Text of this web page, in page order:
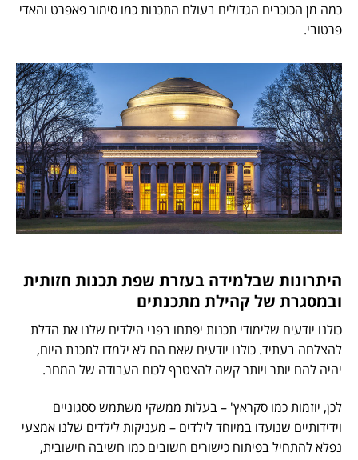
כמה מן הכוכבים הגדולים בעולם התכנות כמו סימור פאפרט והאדי
פרטובי.
היתרונות שבלמידה בעזרת שפת תכנות חזותית
ובמסגרת של קהילת מתכנתים
כולנו יודעים שלימודי תכנות יפתחו בפני הילדים שלנו את הדלת
להצלחה בעתיד. כולנו יודעים שאם הם לא ילמדו לתכנת היום,
יהיה להם יותר ויותר קשה להצטרף לכוח העבודה של המחר.
לכן, יוזמות כמו סקראץ' – בעלות ממשקי משתמש ססגוניים
וידידותיים שנועדו במיוחד לילדים – מעניקות לילדים שלנו אמצעי
נפלא להתחיל בפיתוח כישורים חשובים כמו חשיבה חישובית,